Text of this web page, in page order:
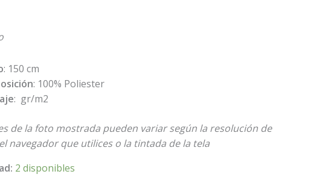
: 150 cm
: 100% Poliester
: gr/m2
de la foto mostrada pueden variar según la resolución de
navegador que utilices o la tintada de la tela
2 disponibles